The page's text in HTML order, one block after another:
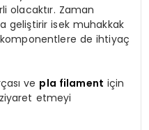
olacaktır. Zaman
geliştirir isek muhakkak
de ihtiyaç
ve pla filament için
etmeyi